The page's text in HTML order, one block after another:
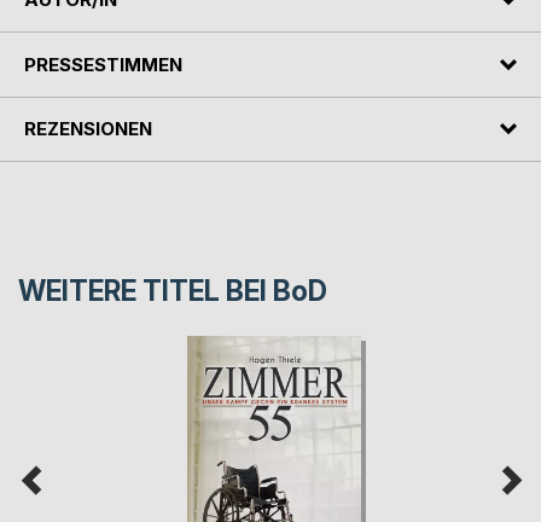
PRESSESTIMMEN
REZENSIONEN
WEITERE TITEL BEI BoD